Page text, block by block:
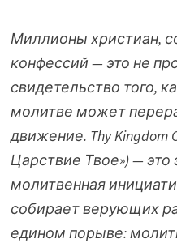
Миллионы христиан,
конфессий — это не
свидетельство того,
молитве может
движение. Thy Kingdom
Царствие Твое») —
молитвенная
собирает верующих
едином порыве: